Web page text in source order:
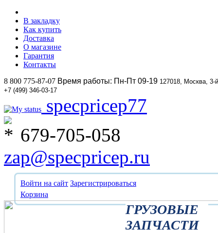
В закладку
Как купить
Доставка
О магазине
Гарантия
Контакты
8 800 775-87-07 Время работы: Пн-Пт 09-19 127018, Москва,
+7 (499) 346-03-17
specpricep77
679-705-058
zap@specpricep.ru
Войти на сайт Зарегистрироваться
Корзина
ГРУЗОВЫЕ
ЗАПЧАСТИ